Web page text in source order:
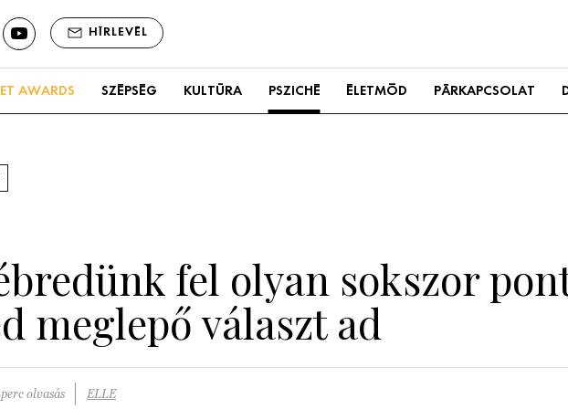
HÍRLEVÉL
AWARDS SZÉPSÉG KULTÚRA PSZICHÉ ÉLETMÓD PÁRKAPCSOLAT
fel olyan sokszor
meglepő választ ad
olvasás ELLE